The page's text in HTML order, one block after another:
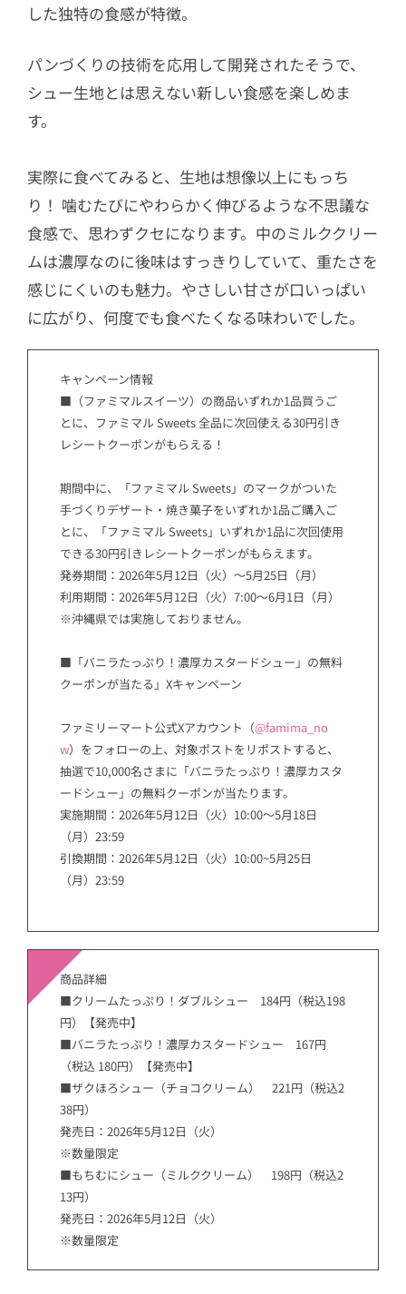
した独特の食感が特徴。
パンづくりの技術を応用して開発されたそうで、
シュー生地とは思えない新しい食感を楽しめま
す。
実際に食べてみると、生地は想像以上にもっち
り！ 噛むたびにやわらかく伸びるような不思議な
食感で、思わずクセになります。中のミルククリー
ムは濃厚なのに後味はすっきりしていて、重たさを
感じにくいのも魅力。やさしい甘さが口いっぱい
に広がり、何度でも食べたくなる味わいでした。
キャンペーン情報
■（ファミマルスイーツ）の商品いずれか1品買うご
とに、ファミマル Sweets 全品に次回使える30円引き
レシートクーポンがもらえる！
期間中に、「ファミマル Sweets」のマークがついた
手づくりデザート・焼き菓子をいずれか1品ご購入ご
とに、「ファミマル Sweets」いずれか1品に次回使用
できる30円引きレシートクーポンがもらえます。
発券期間：2026年5月12日（火）～5月25日（月）
利用期間：2026年5月12日（火）7:00～6月1日（月）
※沖縄県では実施しておりません。
■「バニラたっぷり！濃厚カスタードシュー」の無料
クーポンが当たる」Xキャンペーン
ファミリーマート公式Xアカウント（@famima_no
w）をフォローの上、対象ポストをリポストすると、
抽選で10,000名さまに「バニラたっぷり！濃厚カスタ
ードシュー」の無料クーポンが当たります。
実施期間：2026年5月12日（火）10:00～5月18日
（月）23:59
引換期間：2026年5月12日（火）10:00~5月25日
（月）23:59
商品詳細
■クリームたっぷり！ダブルシュー 184円（税込198
円）【発売中】
■バニラたっぷり！濃厚カスタードシュー 167円
（税込 180円）【発売中】
■ザクほろシュー（チョコクリーム） 221円（税込2
38円）
発売日：2026年5月12日（火）
※数量限定
■もちむにシュー（ミルククリーム） 198円（税込2
13円）
発売日：2026年5月12日（火）
※数量限定